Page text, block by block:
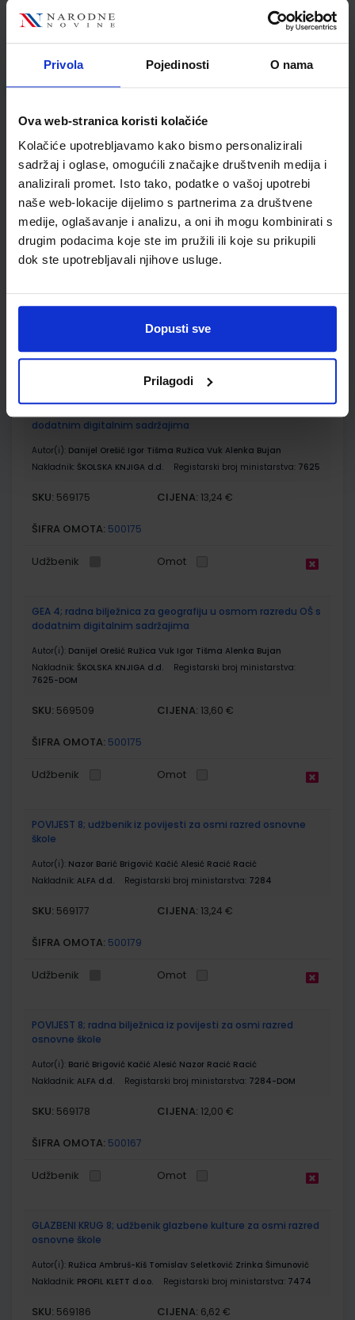
Privola Pojedinosti O nama
Ova web-stranica koristi kolačiće
Kolačiće upotrebljavamo kako bismo personalizirali
sadržaj i oglase, omogućili značajke društvenih medija i
analizirali promet. Isto tako, podatke o vašoj upotrebi
naše web-lokacije dijelimo s partnerima za društvene
medije, oglašavanje i analizu, a oni ih mogu kombinirati s
drugim podacima koje ste im pružili ili koje su prikupili
dok ste upotrebljavali njihove usluge.
Dopusti sve
Prilagodi
KEMIJA 8; udžbenik iz kemije za osmi razred osnovne škole
Nakladnik: ALFA d.d. Registarski broj ministarstva:
ŠIFRA OMOTA: 500160
Udžbenik Omot
KEMIJA 8; radna bilježnica iz kemije za osmi razred osnovne
škole
Autor(i):
Mamić Mrvoš Sermek Peradinović Ribarić
Nakladnik:ALFA d.d. Registarski broj ministarstva:
SKU:567460 CIJENA:12,00 €
Udžbenik Omot
dodatnim digitalnim sadržajima
Autor(i): Danijel Orešić Igor Tišma Ružica Vuk Alenka Bujan
Nakladnik: ŠKOLSKA KNJIGA d.d. Registarski broj ministarstva: 7625
SKU: 569175 CIJENA: 13,24 €
ŠIFRA OMOTA: 500175
Udžbenik Omot
GEA 4; radna bilježnica za geografiju u osmom razredu OŠ s
dodatnim digitalnim sadržajima
Autor(i): Danijel Orešić Ružica Vuk Igor Tišma Alenka Bujan
Nakladnik: ŠKOLSKA KNJIGA d.d.
Registarski broj ministarstva:
7625-DOM
SKU: 569509 CIJENA: 13,60 €
ŠIFRA OMOTA: 500175
Udžbenik Omot
POVIJEST 8; udžbenik iz povijesti za osmi razred osnovne
škole
Autor(i): Nazor Barić Brigović Kačić Alesić Racić Racić
Nakladnik: ALFA d.d. Registarski broj ministarstva: 7284
SKU: 569177 CIJENA: 13,24 €
ŠIFRA OMOTA: 500179
Udžbenik Omot
POVIJEST 8; radna bilježnica iz povijesti za osmi razred
osnovne škole
Autor(i): Barić Brigović Kačić Alesić Nazor Racić Racić
Nakladnik: ALFA d.d. Registarski broj ministarstva: 7284-DOM
SKU: 569178 CIJENA: 12,00 €
ŠIFRA OMOTA: 500167
Udžbenik Omot
GLAZBENI KRUG 8; udžbenik glazbene kulture za osmi razred
osnovne škole
Autor(i): Ružica Ambruš-Kiš Tomislav Seletković Zrinka Šimunović
Nakladnik: PROFIL KLETT d.o.o. Registarski broj ministarstva: 7474
SKU: 569186 CIJENA: 6,62 €